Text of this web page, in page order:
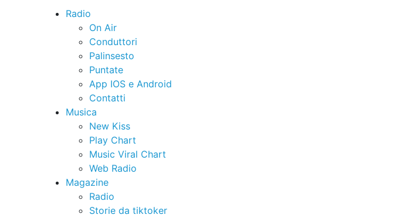
Radio
On Air
Conduttori
Palinsesto
Puntate
App IOS e Android
Contatti
Musica
New Kiss
Play Chart
Music Viral Chart
Web Radio
Magazine
Radio
Storie da tiktoker